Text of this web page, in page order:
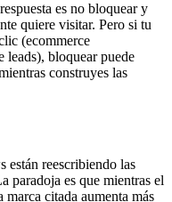
es no bloquear y
quiere visitar. Pero si tu
(ecommerce
leads), bloquear puede
construyes las
están reescribiendo las
paradoja es que mientras el
citada aumenta más